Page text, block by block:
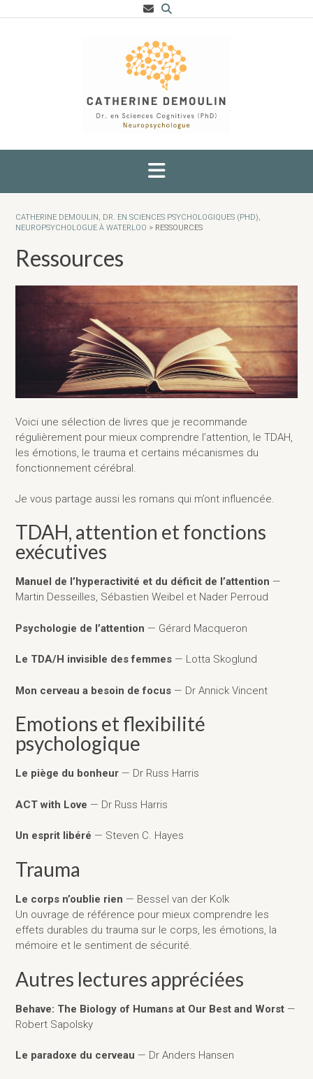
to
CATHERINE DEMOULIN, DR. EN SCIENCES PSYCHOLOGIQUES (PHD),
NEUROPSYCHOLOGUE À WATERLOO > RESSOURCES
Ressources
Voici une sélection de livres que je recommande
régulièrement pour mieux comprendre l’attention, le TDAH,
les émotions, le trauma et certains mécanismes du
fonctionnement cérébral.
Je vous partage aussi les romans qui m’ont influencée.
TDAH, attention et fonctions
exécutives
Manuel de l’hyperactivité et du déficit de l’attention —
Martin Desseilles, Sébastien Weibel et Nader Perroud
Psychologie de l’attention — Gérard Macqueron
Le TDA/H invisible des femmes — Lotta Skoglund
Mon cerveau a besoin de focus — Dr Annick Vincent
Emotions et flexibilité
psychologique
Le piège du bonheur — Dr Russ Harris
ACT with Love — Dr Russ Harris
Un esprit libéré — Steven C. Hayes
Trauma
Le corps n’oublie rien — Bessel van der Kolk
Un ouvrage de référence pour mieux comprendre les
effets durables du trauma sur le corps, les émotions, la
mémoire et le sentiment de sécurité.
Autres lectures appréciées
Behave: The Biology of Humans at Our Best and Worst —
Robert Sapolsky
Le paradoxe du cerveau — Dr Anders Hansen